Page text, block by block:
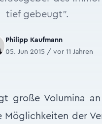
tief gebeugt".
Philipp Kaufmann
05. Jun 2015 / vor 11 Jahren
große Volumina
der